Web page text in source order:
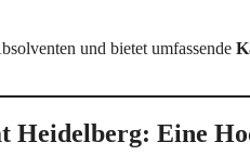
und bietet umfassende
Eine